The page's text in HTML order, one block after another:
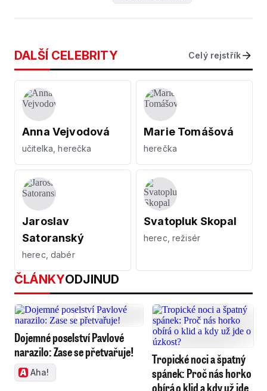
DALŠÍ CELEBRITY Celý rejstřík
Anna Vejvodová
učitelka, herečka
Marie Tomášová
herečka
Jaroslav
Satoranský
herec, dabér
Svatopluk Skopal
herec, režisér
ČLÁNKYODJINUD
Dojemné poselství Pavlové
narazilo: Zase se přetvařuje!
Aha!
Tropické noci a špatný
spánek: Proč nás horko
obírá o klid a kdy už jde